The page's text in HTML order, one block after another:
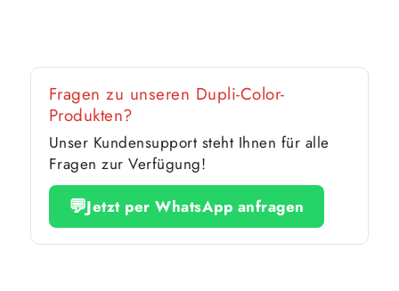
Fragen zu unseren Dupli-Color-
Produkten?
Unser Kundensupport steht Ihnen für alle
Fragen zur Verfügung!
💬Jetzt per WhatsApp anfragen